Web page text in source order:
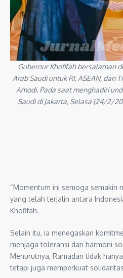
Gubernur Khofifah bersalaman
Arab Saudi untuk RI, ASEAN, dan
Amodi. Pada saat menghadiri
Saudi di Jakarta, Selasa (24/2/
“Momentum ini semoga semakin
yang telah terjalin antara
Khofifah.
Selain itu, ia menegaskan
menjaga toleransi dan harmoni
Menurutnya, Ramadan tidak
tetapi juga memperkuat